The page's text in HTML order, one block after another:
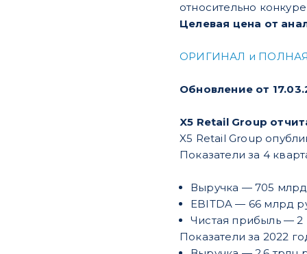
относительно
Целевая цена от
ОРИГИНАЛ и
Обновление от
X5 Retail Group
X5 Retail Group
Показатели за 4
Выручка — 705 млрд
EBITDA — 66 млрд
Чистая прибыль — 2
Показатели за 2022